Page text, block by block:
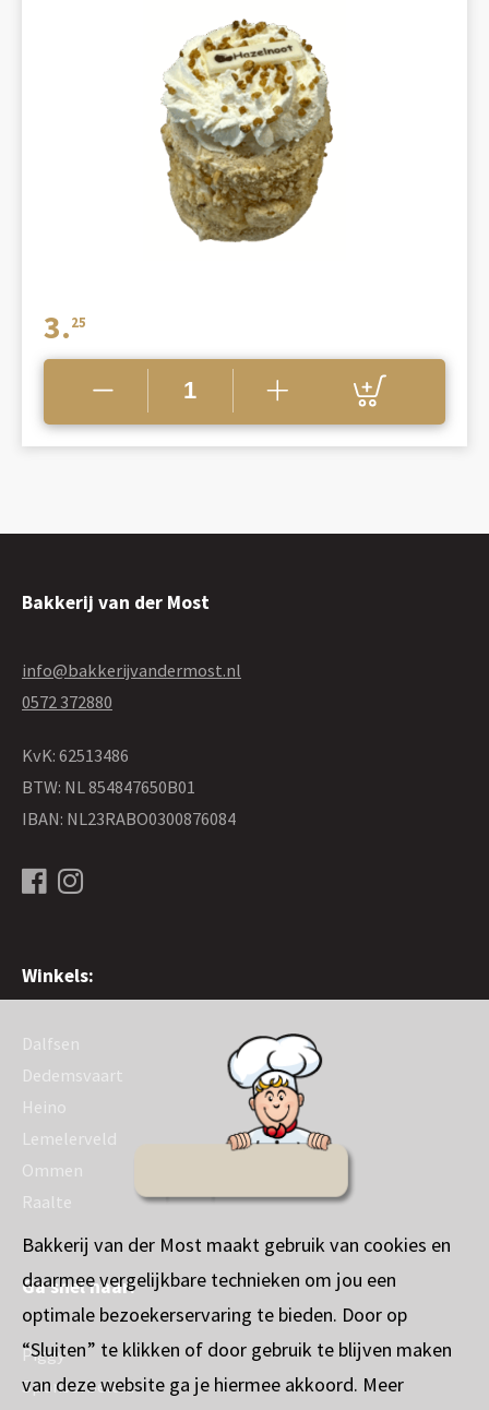
3. 25
Bakkerij van der Most
info@bakkerijvandermost.nl
0572 372880
KvK: 62513486
BTW: NL 854847650B01
IBAN: NL23RABO0300876084
Winkels:
Dalfsen
Dedemsvaart
Heino
Lemelerveld
Ommen
Raalte
Ga snel naar:
Piggy
Sponsorbeleid
Bakkerij van der Most maakt gebruik van cookies en
daarmee vergelijkbare technieken om jou een
optimale bezoekerservaring te bieden. Door op
“Sluiten” te klikken of door gebruik te blijven maken
van deze website ga je hiermee akkoord. Meer